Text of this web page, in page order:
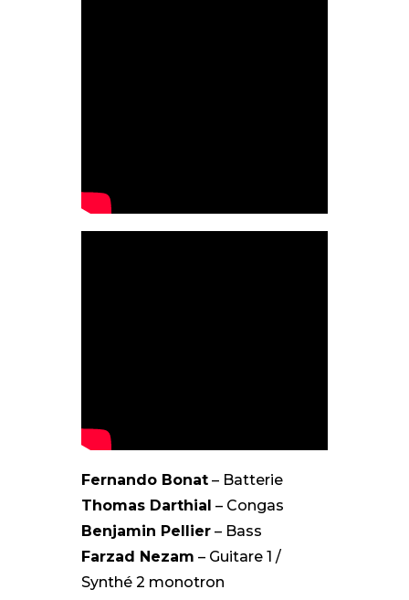
Fernando Bonat – Batterie
Thomas Darthial – Congas
Benjamin Pellier – Bass
Farzad Nezam – Guitare 1 /
Synthé 2 monotron